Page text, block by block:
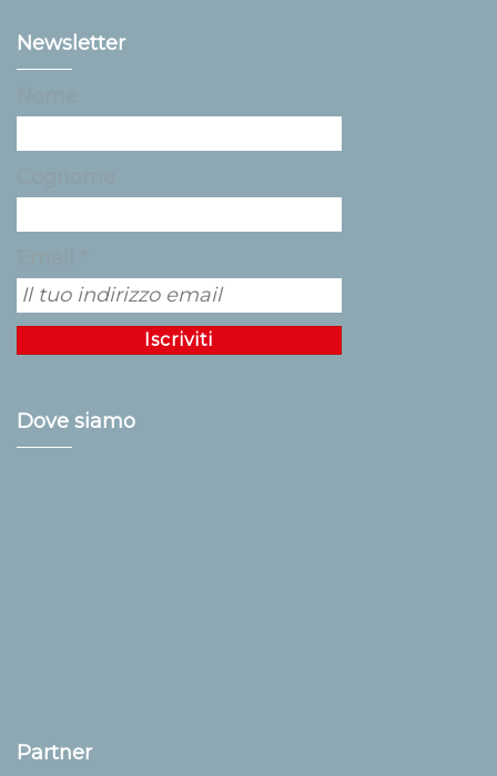
Newsletter
Dove siamo
Partner